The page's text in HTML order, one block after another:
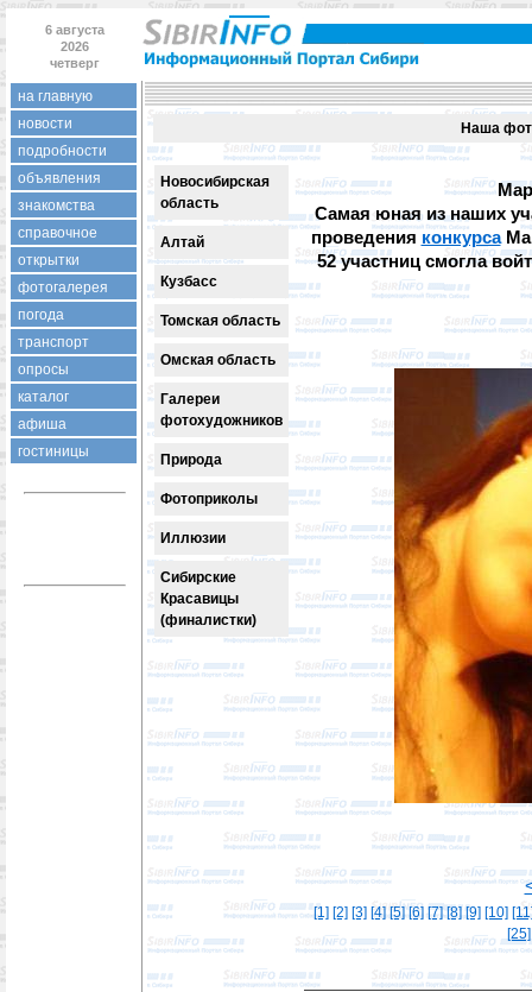
6 августа
2026
четверг
на главную
новости
подробности
объявления
знакомства
справочное
открытки
фотогалерея
погода
транспорт
опросы
каталог
афиша
гостиницы
Наша
Новосибирская
область
Алтай
Кузбасс
Томская область
Омская область
Галереи
фотохудожников
Природа
Фотоприколы
Иллюзии
Сибирские
Красавицы
(финалистки)
Самая юная из наших
проведения конкурса
52 участниц смогла
[1] [2] [3] [4] [5] [6] [7] [8] [9] [10]
[25]